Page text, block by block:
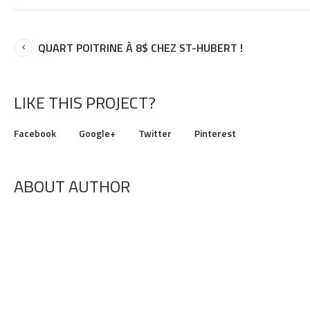
QUART POITRINE À 8$ CHEZ ST-HUBERT !
LIKE THIS PROJECT?
Facebook Google+ Twitter Pinterest
ABOUT AUTHOR